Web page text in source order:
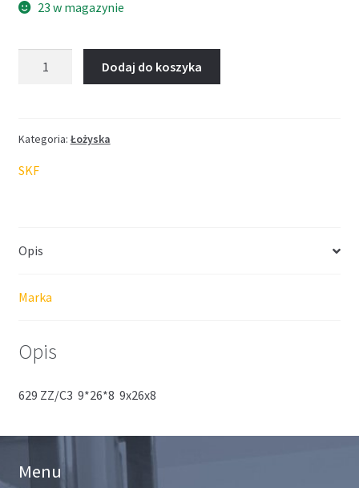
23 w magazynie
Dodaj do koszyka
Kategoria: Łożyska
SKF
Opis
Marka
Opis
629 ZZ/C3 9*26*8 9x26x8
Menu